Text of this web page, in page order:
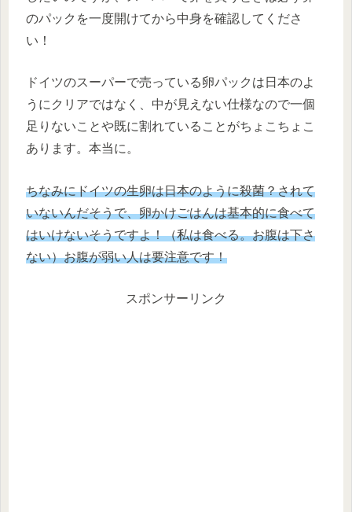
のパックを一度開けてから中身を確認してくださ
い！
ドイツのスーパーで売っている卵パックは日本のよ
うにクリアではなく、中が見えない仕様なので一個
足りないことや既に割れていることがちょこちょこ
あります。本当に。
ちなみにドイツの生卵は日本のように殺菌？されて
いないんだそうで、卵かけごはんは基本的に食べて
はいけないそうですよ！（私は食べる。お腹は下さ
ない）お腹が弱い人は要注意です！
スポンサーリンク